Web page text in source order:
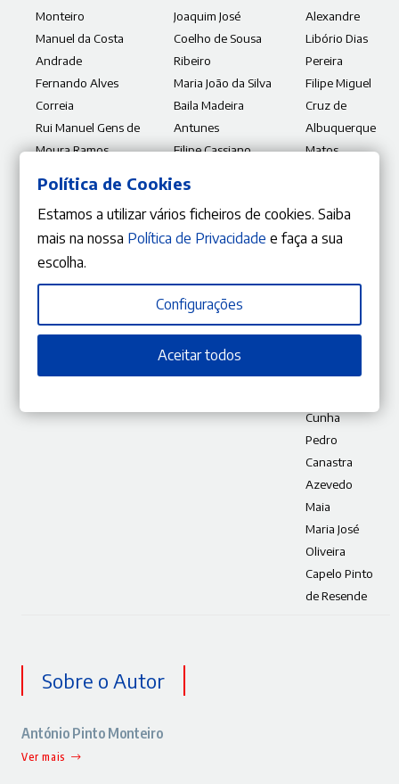
Monteiro
Manuel da Costa
Andrade
Fernando Alves
Correia
Rui Manuel Gens de
Moura Ramos
Joaquim José
Coelho de Sousa
Ribeiro
Maria João da Silva
Baila Madeira
Antunes
Filipe Cassiano
João Carlos Simões
Gonçalves Loureiro
Alexandre
Libório Dias
Pereira
Filipe Miguel
Cruz de
Albuquerque
Matos
Mesquita
Francisco
Pereira
Carolina de
Cunha
Pedro
Canastra
Azevedo
Maia
Maria José
Oliveira
Capelo Pinto
de Resende
Sobre o Autor
António Pinto Monteiro
Ver mais
Política de Cookies
Estamos a utilizar vários ficheiros de cookies. Saiba
mais na nossa Política de Privacidade e faça a sua
escolha.
Configurações
Aceitar todos